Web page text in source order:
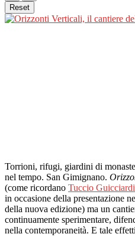
Reset
Torrioni, rifugi, giardini di
nel tempo. San Gimignano.
(come ricordano Tuccio
in occasione della presentazione
della nuova edizione) ma un
continuamente sperimentare,
nella contemporaneità. E tale